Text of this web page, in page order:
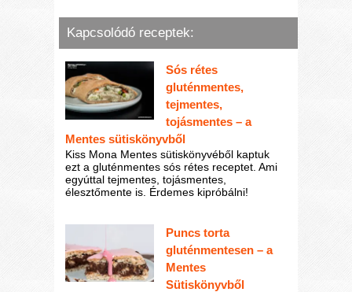
Kapcsolódó receptek:
Sós rétes
gluténmentes,
tejmentes,
tojásmentes – a
Mentes sütiskönyvből
Kiss Mona Mentes sütiskönyvéből kaptuk
ezt a gluténmentes sós rétes receptet. Ami
egyúttal tejmentes, tojásmentes,
élesztőmente is. Érdemes kipróbálni!
Puncs torta
gluténmentesen – a
Mentes
Sütiskönyvből